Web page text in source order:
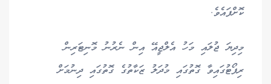
ކޮށްފައެވެ.
މިދިޔަ ޖުލައި މަހު އެލްޖީއޭ އިން ނެރުނު މޮނިޓަރިން
ރިޕޯޓުގައިވާ ގޮތުގައި މުދަލު ޒަކާތުގެ ގޮތުގައި ދިނުމަށް